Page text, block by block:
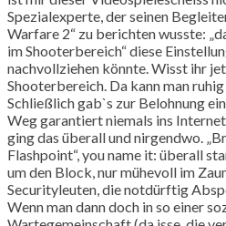
Spezialexperte, der seinen
Warfare 2“ zu berichten wusste:
im Shooterbereich“ diese
nachvollziehen könnte. Wisst ihr
Shooterbereich. Da kann man ruhig
Schließlich gab`s zur Belohnung
Weg garantiert niemals ins
ging das überall und nirgendwo.
Flashpoint“, you name it: überall
um den Block, nur mühevoll im
Securityleuten, die notdürftig
Wenn man dann doch in so einer